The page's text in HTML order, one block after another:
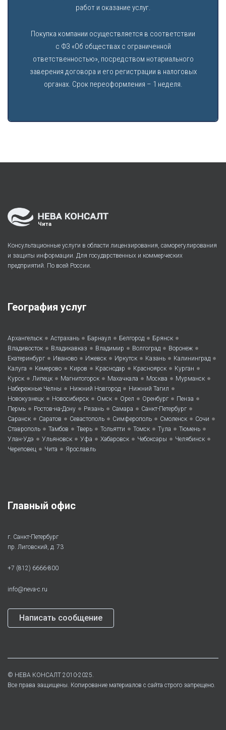
работ и оказание услуг.
Покупка компании осуществляется в соответствии
с ФЗ «Об обществах с ограниченной
ответственностью», посредством нотариального
заверения договора и его регистрации в налоговых
органах. Срок переоформления – 1 неделя.
Чита
Консультационные услуги в области лицензирования, саморегулирования
и защиты информации. Для государственных и коммерческих
предприятий. По всей России.
География услуг
Архангельск • Астрахань • Барнаул • Белгород • Брянск •
Владивосток • Владикавказ • Владимир • Волгоград • Воронеж •
Екатеринбург • Иваново • Ижевск • Иркутск • Казань • Калининград •
Калуга • Кемерово • Киров • Краснодар • Красноярск • Курган •
Курск • Липецк • Магнитогорск • Махачкала • Москва • Мурманск •
Набережные Челны • Нижний Новгород • Нижний Тагил •
Новокузнецк • Новосибирск • Омск • Орел • Оренбург • Пенза •
Пермь • Ростов-на-Дону • Рязань • Самара • Санкт-Петербург •
Саранск • Саратов • Севастополь • Симферополь • Смоленск • Сочи •
Ставрополь • Тамбов • Тверь • Тольятти • Томск • Тула • Тюмень •
Улан-Удэ • Ульяновск • Уфа • Хабаровск • Чебоксары • Челябинск •
Череповец • Чита • Ярославль
Главный офис
г. Санкт-Петербург
пр. Лиговский, д. 73
+7 (812) 6666-800
info@neva-c.ru
Написать сообщение
© НЕВА КОНСАЛТ 2010-2025.
Все права защищены. Копирование материалов с сайта строго запрещено.